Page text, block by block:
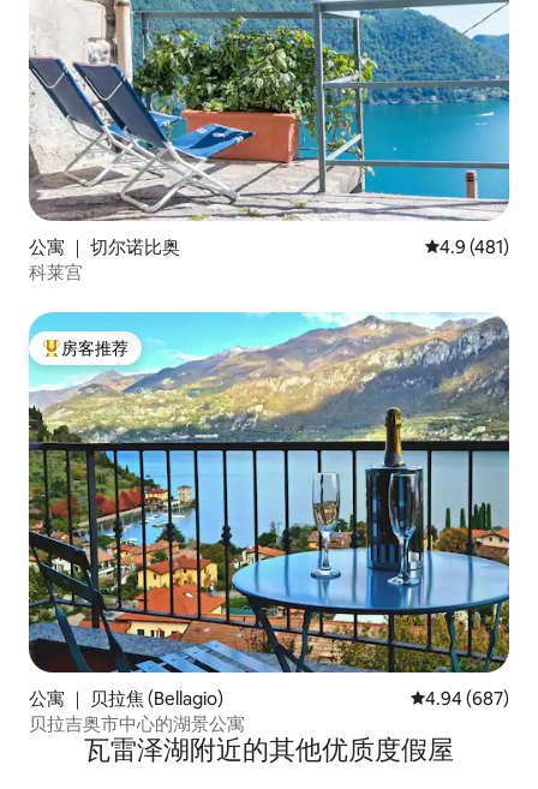
公寓 ｜ 切尔诺比奥 平均评分 4.9
4.9 (481)
科莱宫
热门「房客推荐」
房客推荐
公寓 ｜ 贝拉焦 (Bellagio) 平均评分 4.94
4.94 (687)
贝拉吉奥市中心的湖景公寓
瓦雷泽湖附近的其他优质度假屋